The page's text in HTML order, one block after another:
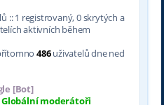
:: 1 registrovaný, 0 skrytých a
aktivních během
486uživatelů dne ned
[Bot]
Globální moderátoři